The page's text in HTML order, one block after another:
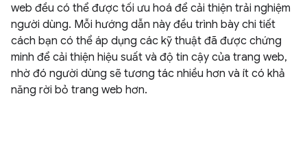
web đều có thể được tối ưu hoá để cải thiện trải nghiệm
người dùng. Mỗi hướng dẫn này đều trình bày chi tiết
cách bạn có thể áp dụng các kỹ thuật đã được chứng
minh để cải thiện hiệu suất và độ tin cậy của trang web,
nhờ đó người dùng sẽ tương tác nhiều hơn và ít có khả
năng rời bỏ trang web hơn.